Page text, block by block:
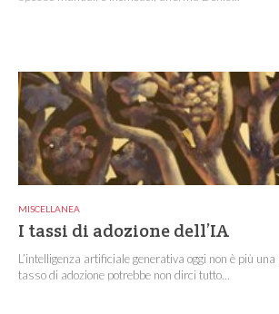
MISCELLANEA
I tassi di adozione dell’IA
L’intelligenza artificiale generativa oggi non è più
tasso di adozione potrebbe non dirci tutto...